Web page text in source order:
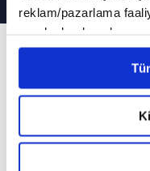
reklam/pazarlama
sınırlı olarak açık
Çerezlere ilişkin
belirleyebilirsiniz.
Ayarlar butonuna
Metnimizi ziyaret
hazırlanmış olan
okumak ve sitemizi
61. Bölüm
İslam'ın Işığında
VAV TV, İslam'ın
programında
Yüksek İstişare